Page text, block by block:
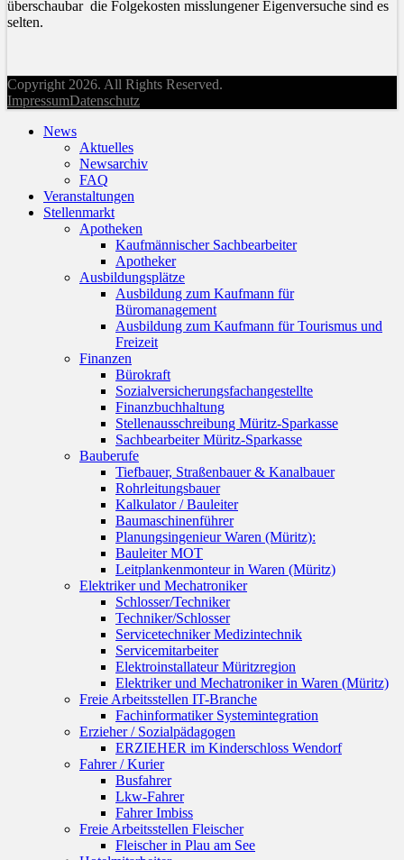
überschaubar die Folgekosten misslungener Eigenversuche sind es
selten.
Copyright 2026. All Rights Reserved.
ImpressumDatenschutz
News
Aktuelles
Newsarchiv
FAQ
Veranstaltungen
Stellenmarkt
Apotheken
Kaufmännischer Sachbearbeiter
Apotheker
Ausbildungsplätze
Ausbildung zum Kaufmann für
Büromanagement
Ausbildung zum Kaufmann für Tourismus und
Freizeit
Finanzen
Bürokraft
Sozialversicherungsfachangestellte
Finanzbuchhaltung
Stellenausschreibung Müritz-Sparkasse
Sachbearbeiter Müritz-Sparkasse
Bauberufe
Tiefbauer, Straßenbauer & Kanalbauer
Rohrleitungsbauer
Kalkulator / Bauleiter
Baumaschinenführer
Planungsingenieur Waren (Müritz):
Bauleiter MOT
Leitplankenmonteur in Waren (Müritz)
Elektriker und Mechatroniker
Schlosser/Techniker
Techniker/Schlosser
Servicetechniker Medizintechnik
Servicemitarbeiter
Elektroinstallateur Müritzregion
Elektriker und Mechatroniker in Waren (Müritz)
Freie Arbeitsstellen IT-Branche
Fachinformatiker Systemintegration
Erzieher / Sozialpädagogen
ERZIEHER im Kinderschloss Wendorf
Fahrer / Kurier
Busfahrer
Lkw-Fahrer
Fahrer Imbiss
Freie Arbeitsstellen Fleischer
Fleischer in Plau am See